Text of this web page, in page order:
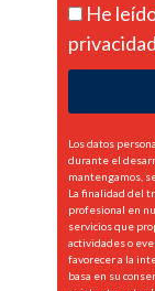
He
privacidad
Los datos
durante el
mantengamos,
La finalidad del
profesional en
servicios que
actividades o
favorecer a la
basa en su